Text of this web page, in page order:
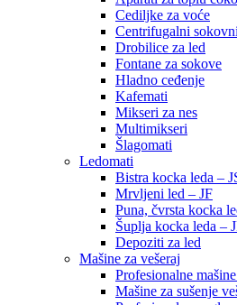
Cediljke za voće
Centrifugalni
Drobilice za led
Fontane za sokove
Hladno ceđenje
Kafemati
Mikseri za nes
Multimikseri
Šlagomati
Ledomati
Bistra kocka leda –
Mrvljeni led – JF
Puna, čvrsta kocka
Šuplja kocka leda –
Depoziti za led
Mašine za vešeraj
Profesionalne
Mašine za sušenje